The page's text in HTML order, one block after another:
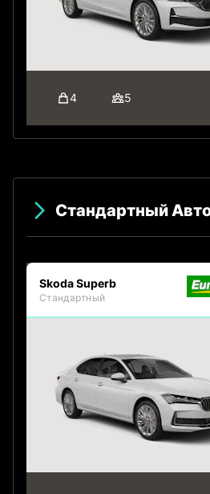
4 5
Стандартный
Skoda Superb
Стандартный